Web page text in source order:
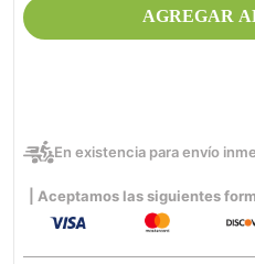
AGREGAR
En existencia para envío
| Aceptamos las siguientes